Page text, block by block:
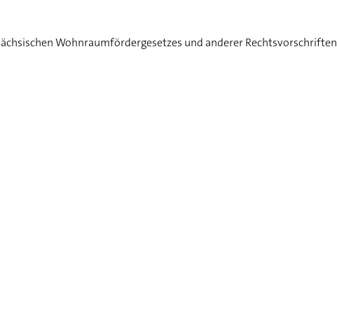
Wohnraumfördergesetzes und anderer Rechtsvorschriften